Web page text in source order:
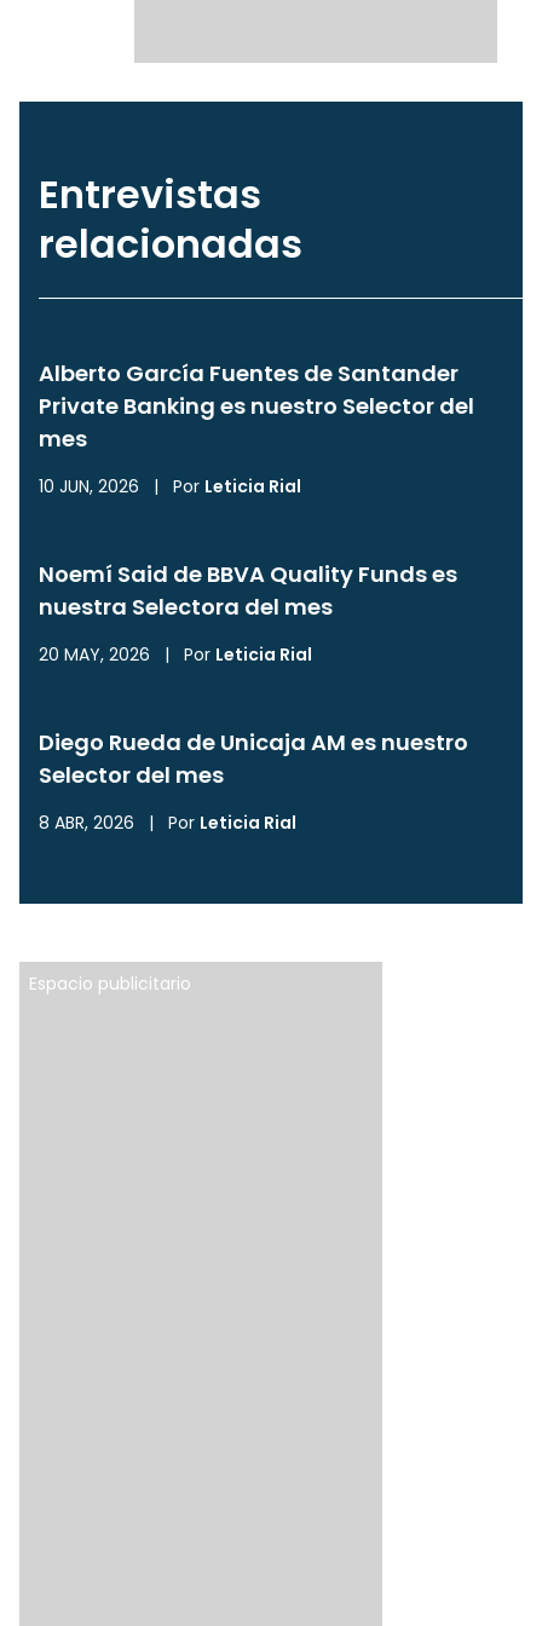
Entrevistas
relacionadas
Alberto García Fuentes de Santander
Private Banking es nuestro Selector del
mes
10 JUN, 2026 | Por Leticia Rial
Noemí Said de BBVA Quality Funds es
nuestra Selectora del mes
20 MAY, 2026 | Por Leticia Rial
Diego Rueda de Unicaja AM es nuestro
Selector del mes
8 ABR, 2026 | Por Leticia Rial
Espacio publicitario